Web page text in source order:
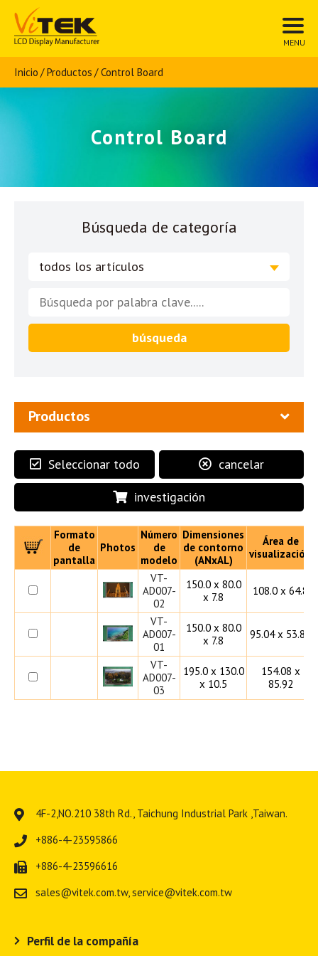
Inicio Productos Control Board
Control Board
Búsqueda de categoría
búsqueda
Productos
Seleccionar todo
cancelar
investigación
Formato
de
pantalla
Photos
Número
de
modelo
Dimensiones
de contorno
(ANxAL)
Área de
visualización
VT-
AD007-
02
150.0 x 80.0
x 7.8
108.0 x 64.8
VT-
AD007-
01
150.0 x 80.0
x 7.8
95.04 x 53.86
VT-
AD007-
03
195.0 x 130.0
x 10.5
154.08 x
85.92
4F-2,NO.210 38th Rd., Taichung Industrial Park ,Taiwan.
+886-4-23595866
+886-4-23596616
sales@vitek.com.tw,service@vitek.com.tw
Perfil de la compañía